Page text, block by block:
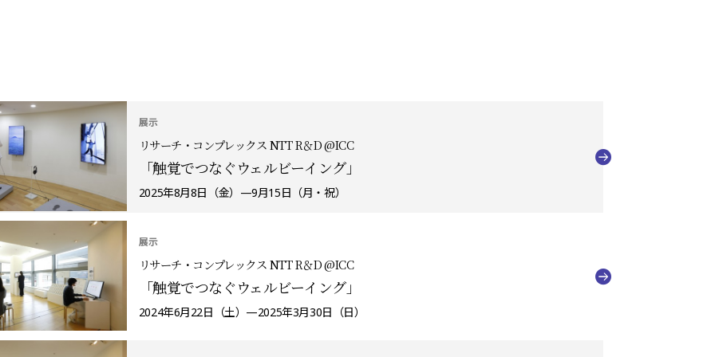
展示
リサーチ・コンプレックス NTT R＆D @ICC
「触覚でつなぐウェルビーイング」
2025年8月8日（金）—9月15日（月・祝）
展示
リサーチ・コンプレックス NTT R＆D @ICC
「触覚でつなぐウェルビーイング」
2024年6月22日（土）—2025年3月30日（日）